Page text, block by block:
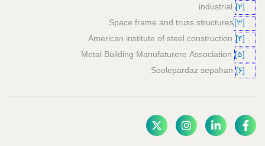
[2]
[3]
Space frame and truss structures
[4]
[5]
[6]